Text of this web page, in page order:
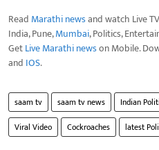
Read Marathi newsand watch Live
India, Pune,Mumbai, Politics,
GetLive Marathi newson Mobile.
and IOS.
saam tv saam tv news Indian
Viral Video
Cockroaches latest